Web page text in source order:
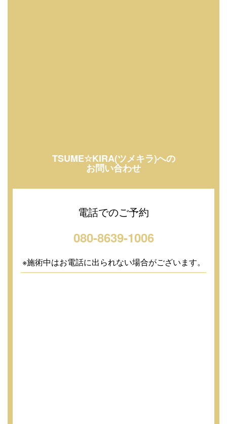
TSUME☆KIRA(ツメキラ)への
お問い合わせ
電話でのご予約
080-8639-1006
※施術中はお電話に出られない場合がございます。